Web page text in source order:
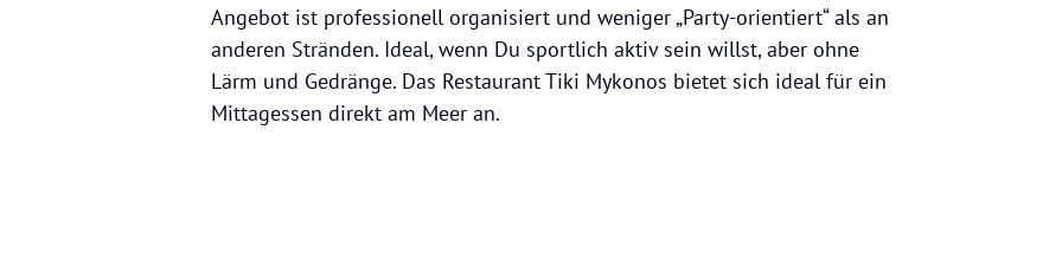
Angebot ist professionell organisiert und weniger „Party-orientiert“ als an
anderen Stränden. Ideal, wenn Du sportlich aktiv sein willst, aber ohne
Lärm und Gedränge. Das Restaurant Tiki Mykonos bietet sich ideal für ein
Mittagessen direkt am Meer an.